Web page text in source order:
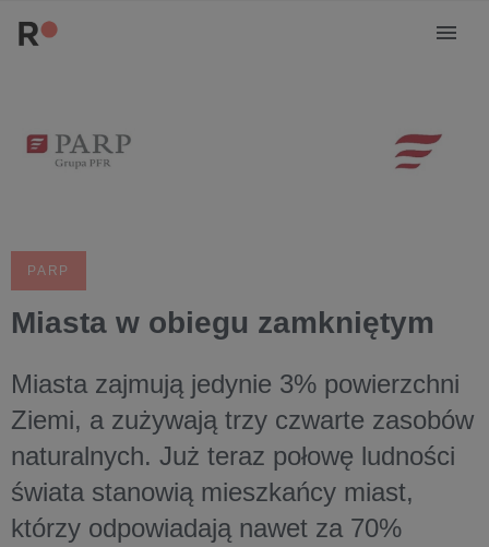
PARP
Miasta w obiegu zamkniętym
Miasta zajmują jedynie 3% powierzchni
Ziemi, a zużywają trzy czwarte zasobów
naturalnych. Już teraz połowę ludności
świata stanowią mieszkańcy miast,
którzy odpowiadają nawet za 70%